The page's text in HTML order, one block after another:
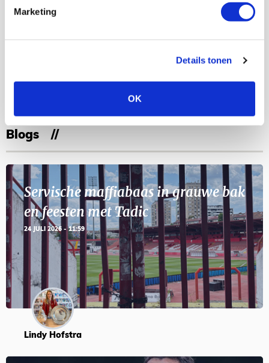
Marketing
Details tonen
OK
Selectiedag ballenjongens/-meiden
SEP
Blogs
Servische maffiabaas in grauwe bak
en feesten met Tadic
24 JULI 2026 - 11:59
Lindy Hofstra